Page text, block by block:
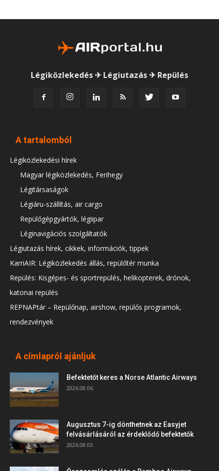
Légiközlekedés ✈ Légiutazás ✈ Repülés
A tartalomból
Légiközlekedési hírek
Magyar légiközlekedés, Ferihegy
Légitársaságok
Légiáru-szállítás, air cargo
Repülőgépgyártók, légiipar
Léginavigációs szolgáltatók
Légiutazás hírek, cikkek, információk, tippek
KarriAIR: Légiközlekedés állás, repülőtér munka
Repülés: Kisgépes- és sportrepülés, helikopterek, drónok,
katonai repülés
REPNAPtár – Repülőnap, airshow, repülős programok,
rendezvények
A címlapról ajánljuk
Befektetőt keres a Norse Atlantic Airways
2026.08.06.
Augusztus 7-ig dönthetnek az Easyjet
felvásárlásáról az érdeklődő befektetők
2026.08.03.